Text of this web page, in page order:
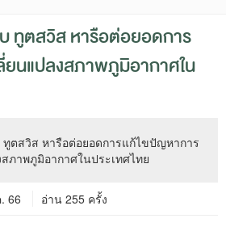
ทูตสวิส หารือต่อยอดการ
ยนแปลงสภาพภูมิอากาศใน
66 อ่าน 255 ครั้ง